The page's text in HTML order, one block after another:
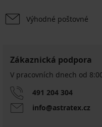
Výhodné poštovné
Zákaznická podpora
V pracovních dnech od
491 204 304
info@astratex.cz